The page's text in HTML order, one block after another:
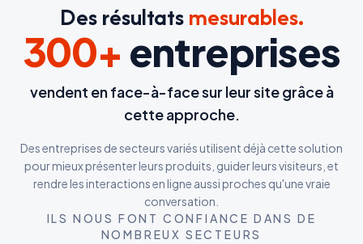
Des résultatsmesurables.
300+ entreprises
vendent en face-à-face sur leur site grâce à
cette approche.
Des entreprises de secteurs variés utilisent déjà cette solution
pour mieux présenter leurs produits, guider leurs visiteurs, et
rendre les interactions en ligne aussi proches qu'une vraie
conversation.
ILS NOUS FONT CONFIANCE DANS DE
NOMBREUX SECTEURS